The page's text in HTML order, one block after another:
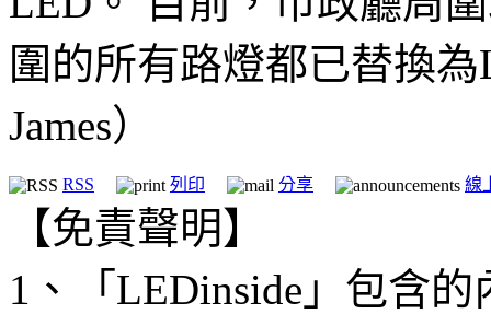
圍的所有路燈都已替換
James）
RSS 列印 分享 線
【免責聲明】
1、「LEDinside」包含